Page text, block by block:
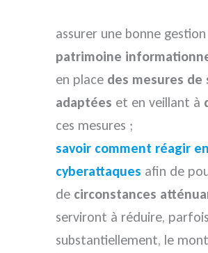
assurer une bonne
patrimoine
en place des mesures de
adaptées et en veillant à
ces mesures ;
savoir comment réagir
cyberattaques afin de
de circonstances
serviront à réduire, parfois
substantiellement, le